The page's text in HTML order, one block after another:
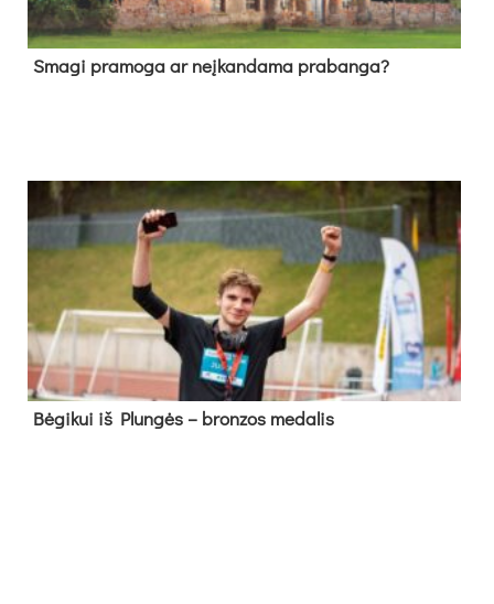
Sma­gi pra­mo­ga ar neį­kan­da­ma pra­ban­ga?
Bė­gi­kui iš Plun­gės – bron­zos me­da­lis